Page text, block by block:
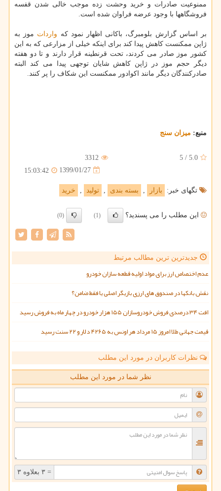
ممنوعیت صادرات و خرید وحشت زده موجب خالی شدن قفسه
فروشگاهها با وجود عرضه فراوان شده است.
بر اساس گزارش بلومبرگ، باكانی اظهار نمود كه واردات موز به
ژاپن ممكنست كاهش پیدا كند برای اینكه خیلی از مزارعی كه به این
كشور موز صادر می كردند، تحت قرنطینه قرار دارند و تا دو هفته
دیگر حجم موز در ژاپن كاهش شایان توجهی پیدا می كند البته
صادركنندگان دیگر مانند اكوادور ممكنست این شكاف را پر كنند.
منبع: میزان سنج
5.0
/
5
3312
1399/01/27
15:03:42
تگهای خبر: بازار بسته بندی تولید خرید
این مطلب را می پسندید؟ (1)
(0)
جدیدترین ترین مطالب مرتبط
عدم اختصاص ارز برای مواد اولیه قطعه سازان خودرو
نقش بانکها در صندوق های ارزی بازیگر اصلی یا فقط ضامن؟
افت ۳۴ درصدی فروش خودروسازان ۱۵۵ هزار خودرو در چهار ماه به فروش رسید
قیمت جهانی طلا امروز ۱۵ مرداد هر اونس به ۴۲۶۵ دلار و ۲۲ سنت رسید
نظرات کاربران در مورد این مطلب
نظر شما در مورد این مطلب
= ۳ بعلاوه ۳